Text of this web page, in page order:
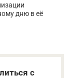
дню в её
с